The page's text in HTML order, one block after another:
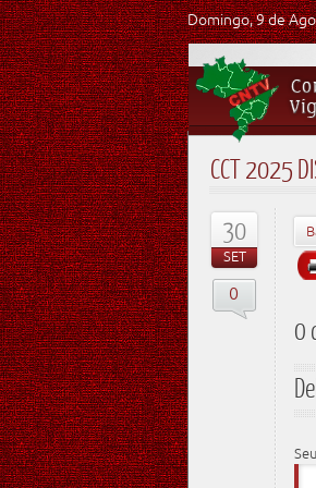
Domingo, 9 de
CCT 2025
30
SET
0
0